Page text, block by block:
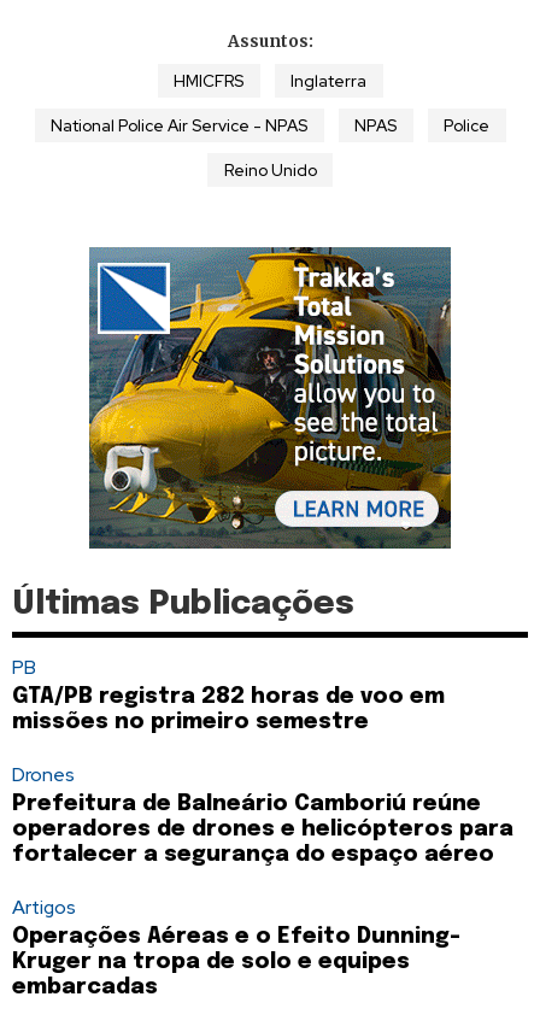
Assuntos:
HMICFRS Inglaterra
National Police Air Service - NPAS NPAS Police
Reino Unido
Últimas Publicações
PB
GTA/PB registra 282 horas de voo em
missões no primeiro semestre
Drones
Prefeitura de Balneário Camboriú reúne
operadores de drones e helicópteros para
fortalecer a segurança do espaço aéreo
Artigos
Operações Aéreas e o Efeito Dunning-
Kruger na tropa de solo e equipes
embarcadas